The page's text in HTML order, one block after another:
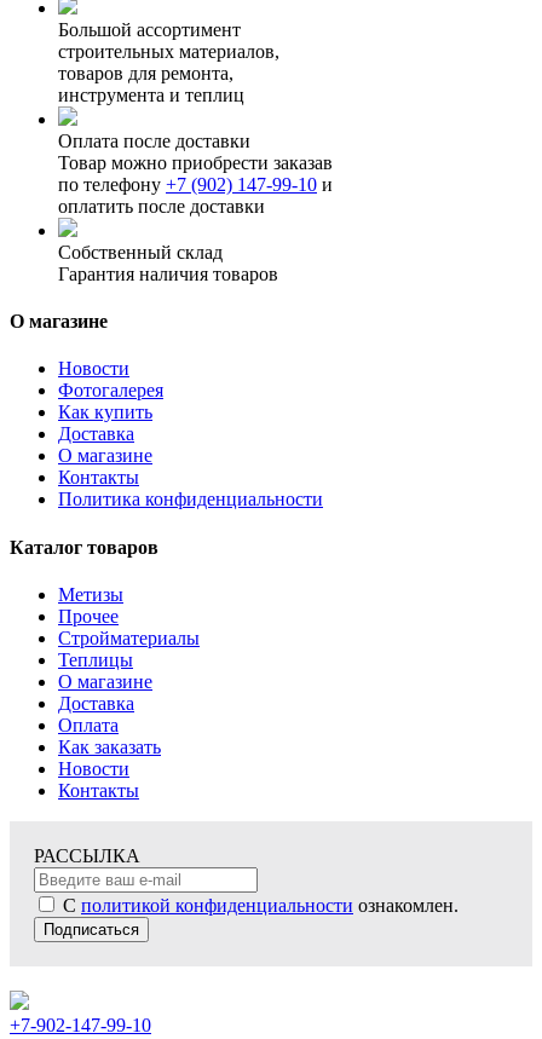
Большой ассортимент
строительных материалов,
товаров для ремонта,
инструмента и теплиц
Оплата после доставки
Товар можно приобрести заказав
по телефону +7 (902) 147-99-10 и
оплатить после доставки
Собственный склад
Гарантия наличия товаров
О магазине
Новости
Фотогалерея
Как купить
Доставка
О магазине
Контакты
Политика конфиденциальности
Каталог товаров
Метизы
Прочее
Стройматериалы
Теплицы
О магазине
Доставка
Оплата
Как заказать
Новости
Контакты
РАССЫЛКА
С политикой конфиденциальности ознакомлен.
Подписаться
+7-902-147-99-10